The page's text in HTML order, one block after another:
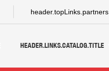
header.topLinks.partners
HEADER.LINKS.CATALOG.TITLE